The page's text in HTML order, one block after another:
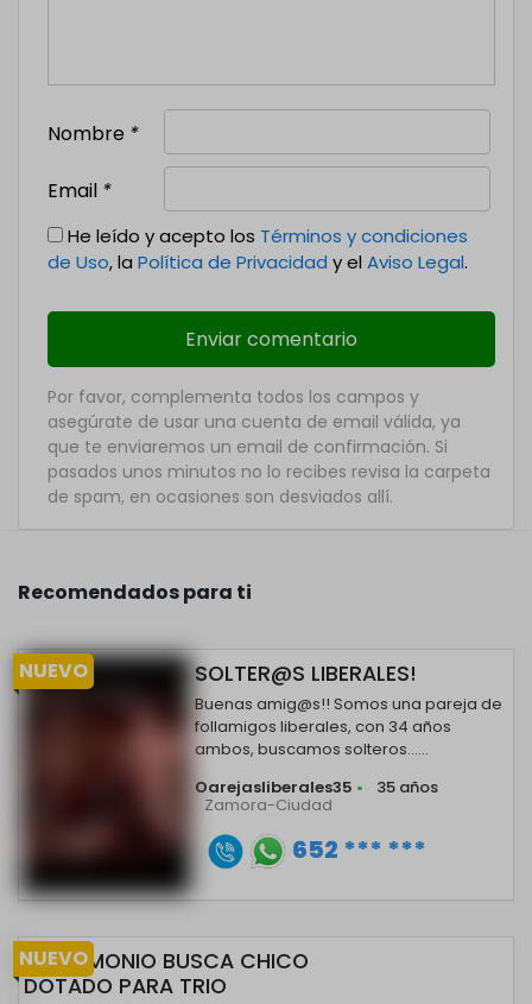
Nombre *
Email *
He leído y acepto los Términos y condiciones
de Uso, la Política de Privacidad y el Aviso Legal.
Por favor, complementa todos los campos y
asegúrate de usar una cuenta de email válida, ya
que te enviaremos un email de confirmación. Si
pasados unos minutos no lo recibes revisa la carpeta
de spam, en ocasiones son desviados allí.
Recomendados para ti
NUEVO SOLTER@S LIBERALES!
Buenas amig@s!! Somos una pareja de
follamigos liberales, con 34 años
ambos, buscamos solteros......
Oarejasliberales35 • 35 años
Zamora-Ciudad
652 *** ***
NUEVO
MATRIMONIO BUSCA CHICO
DOTADO PARA TRIO